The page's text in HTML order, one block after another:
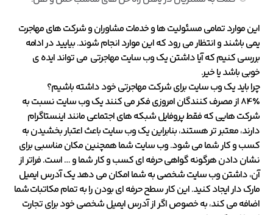
این موارد تمامی مسئولیت ها و خدمات مشاوران و شرکت های مهاجرت
یمی باشند و انتظار می رود که این موارد انجام شوند. بیایید در ادامه
بررسی کنیم که آیا داشتن یک وب سایت مهاجرتی می تواند ایده ی
خوبی باشد یا خیر.
چرا باید یک وب سایت برای شرکت مهاجرتی خود داشته باشیم؟
84٪ از مصرف کنندگان امروزی فکر می کنند یک وب سایت نسبت به
شرکت هایی که فقط پروفایل شبکه های اجتماعی مانند اینستاگرام
دارند، معتبر تر هستند، بنابراین یک وب سایت باعث اعتبار بخشیدن به
کسب و کار شما می شود. وب سایت شما همچنین مکان مناسبی برای
نشان دادن هرگونه گواهی حرفه ای کسب و کار شما و … است. فراتر از
آن، داشتن وب سایت شخصی به شما امکان می دهد یک آدرس ایمیل
مارک دار ایجاد کنید. این کار سطح حرفه ای بودن را به تمام مکاتبات شما
اضافه می کند، به خصوص اگر از آدرس ایمیل شخصی خود برای تجارت